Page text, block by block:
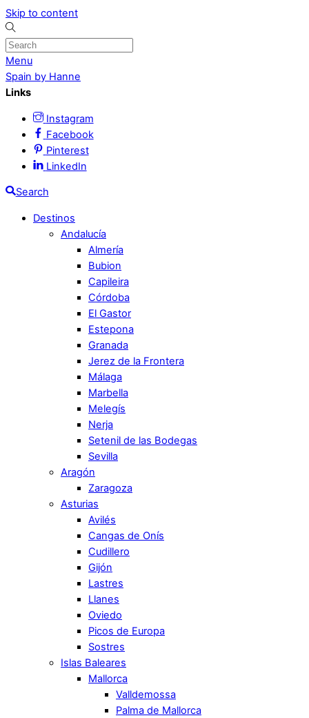
Skip to content
Menu
Spain by Hanne
Links
Instagram
Facebook
Pinterest
LinkedIn
Search
Destinos
Andalucía
Almería
Bubion
Capileira
Córdoba
El Gastor
Estepona
Granada
Jerez de la Frontera
Málaga
Marbella
Melegís
Nerja
Setenil de las Bodegas
Sevilla
Aragón
Zaragoza
Asturias
Avilés
Cangas de Onís
Cudillero
Gijón
Lastres
Llanes
Oviedo
Picos de Europa
Sostres
Islas Baleares
Mallorca
Valldemossa
Palma de Mallorca